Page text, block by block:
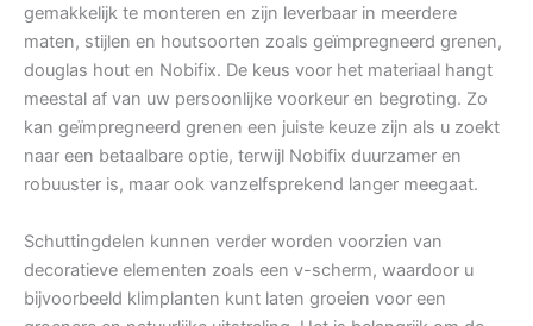
gemakkelijk te monteren en zijn leverbaar in meerdere
maten, stijlen en houtsoorten zoals geïmpregneerd grenen,
douglas hout en Nobifix. De keus voor het materiaal hangt
meestal af van uw persoonlijke voorkeur en begroting. Zo
kan geïmpregneerd grenen een juiste keuze zijn als u zoekt
naar een betaalbare optie, terwijl Nobifix duurzamer en
robuuster is, maar ook vanzelfsprekend langer meegaat.
Schuttingdelen kunnen verder worden voorzien van
decoratieve elementen zoals een v-scherm, waardoor u
bijvoorbeeld klimplanten kunt laten groeien voor een